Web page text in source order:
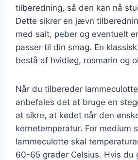
tilberedning, så den kan nå
Dette sikrer en jævn
med salt, peber og eventuelt
passer til din smag. En
bestå af hvidløg, rosmarin og
Når du tilbereder
anbefales det at bruge en
at sikre, at kødet når den
kernetemperatur. For medium
lammeculotte skal
60-65 grader Celsius. Hvis du